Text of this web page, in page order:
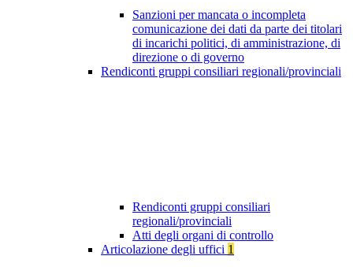
Sanzioni per mancata o incompleta
comunicazione dei dati da parte dei titolari
di incarichi politici, di amministrazione, di
direzione o di governo
Rendiconti gruppi consiliari regionali/provinciali
Rendiconti gruppi consiliari
regionali/provinciali
Atti degli organi di controllo
Articolazione degli uffici 1